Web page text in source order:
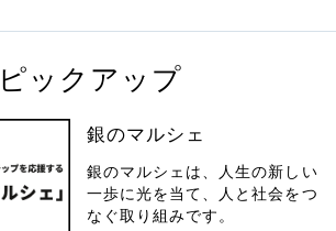
ピックアップ
銀のマルシェ
銀のマルシェは、人生の新しい
一歩に光を当て、人と社会をつ
なぐ取り組みです。